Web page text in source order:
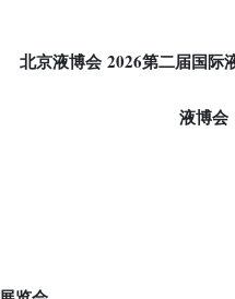
北京液博会 2026第二届国际
液博会